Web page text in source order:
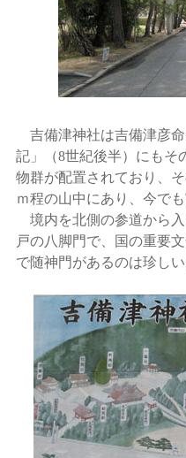
吉備津神社は吉備津彦命
記」（8世紀後半）にもそ
物群が配置されており、
ｍ程の山中にあり、今で
境内を北側の参道から入
戸の八脚門で、国の重要
で随神門があるのは珍しい